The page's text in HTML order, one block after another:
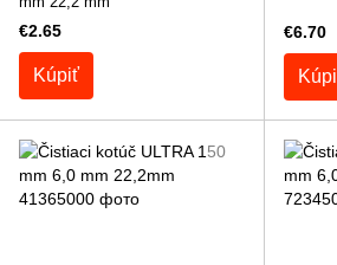
€2.65
Kúpiť
€6.70